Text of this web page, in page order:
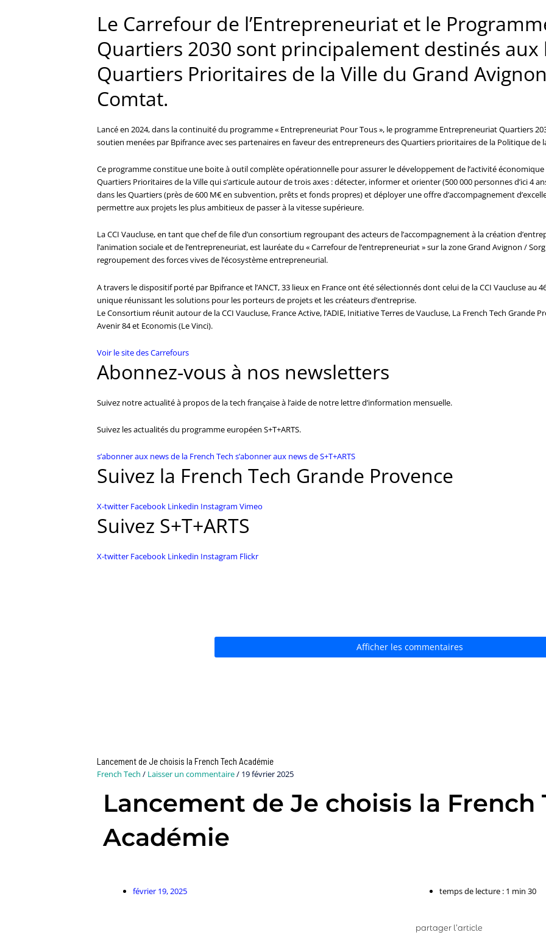
Le Carrefour de l’Entrepreneuriat et le
Quartiers 2030 sont principalement destinés
Quartiers Prioritaires de la Ville du Grand
Comtat.
Lancé en 2024, dans la continuité du programme « Entrepreneuriat Pour Tous », le programme Entrepreneuriat Quartiers
soutien menées par Bpifrance avec ses partenaires en faveur des entrepreneurs des Quartiers prioritaires de la Politique de
Ce programme constitue une boite à outil complète opérationnelle pour assurer le développement de l’activité
Quartiers Prioritaires de la Ville qui s’articule autour de trois axes : détecter, informer et orienter (500 000 personnes d’ici 4
dans les Quartiers (près de 600 M€ en subvention, prêts et fonds propres) et déployer une offre d’accompagnement
permettre aux projets les plus ambitieux de passer à la vitesse supérieure.
La CCI Vaucluse, en tant que chef de file d’un consortium regroupant des acteurs de l’accompagnement à la création
l’animation sociale et de l’entrepreneuriat, est lauréate du « Carrefour de l’entrepreneuriat » sur la zone Grand Avignon /
regroupement des forces vives de l’écosystème entrepreneurial.
A travers le dispositif porté par Bpifrance et l’ANCT, 33 lieux en France ont été sélectionnés dont celui de la CCI Vaucluse au 46
unique réunissant les solutions pour les porteurs de projets et les créateurs d’entreprise.
Le Consortium réunit autour de la CCI Vaucluse, France Active, l’ADIE, Initiative Terres de Vaucluse, La French Tech Grande
Avenir 84 et Economis (Le Vinci).
Voir le site des Carrefours
Abonnez-vous à nos newsletters
Suivez notre actualité à propos de la tech française à l’aide de notre lettre d’information mensuelle.
Suivez les actualités du programme européen S+T+ARTS.
s’abonner aux news de la French Tech s’abonner aux news de S+T+ARTS
Suivez la French Tech Grande Provence
X-twitter Facebook Linkedin Instagram Vimeo
Suivez S+T+ARTS
X-twitter Facebook Linkedin Instagram Flickr
Afficher les commentaires
Lancement de Je choisis la French Tech Académie
French Tech / Laisser un commentaire/ 19 février 2025
Lancement de Je choisis la French
Académie
février 19, 2025 temps de lecture : 1 min 30
partager l’article